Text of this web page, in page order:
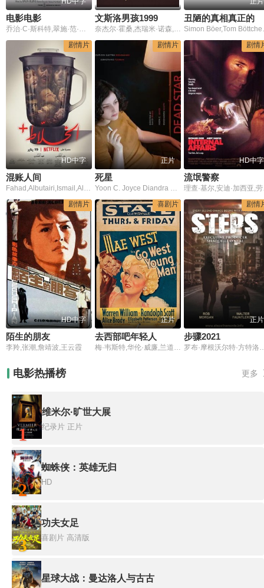
电影电影
乔治·C·斯科特,翠施·范·德沃尔,芭芭拉·哈里斯,莱德·巴顿斯,阿特·卡尼,埃里·瓦拉赫
文斯洛男孩1999
奈杰尔·霍桑,杰瑞米·诺森,丽贝卡·彼得根,科林·斯廷顿,杰玛·琼斯
剧情片
HD中字
混账人间
Fahad,Albutairi,Ismail,Alhassan,Sohayb,Godus
剧情片
正片
死星
Yoon C. Joyce Diandra Elettra Moscogiuri Margherita Scotti Olga Egorova Ivan King Gloria Capelli Maria Arismendi Giorgio Consoli Noemi Marotta Francesco Tinelli
剧情
HD中字
流氓警察
理查·
剧情片
HD中字
陌生的朋友
李羚,张潮,詹靖波,王云霞
喜剧片
正片
去西部吧年轻人
梅·韦斯特,华伦·威廉,兰道夫·斯科特
剧情
正片
步骤2021
罗布·摩根沃尔特·
电影热播榜 更多
1
维米尔·旷世大展
纪录片 正片
2
蜘蛛侠：英雄无归
HD
3
功夫女足
喜剧片 高清版
星球大战：曼达洛人与古古